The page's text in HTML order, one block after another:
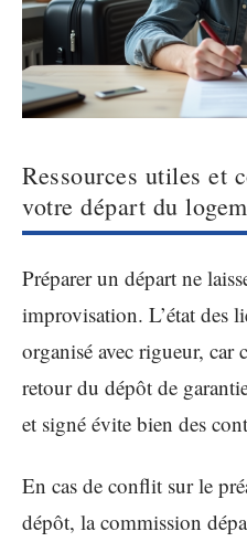
Ressources utiles et
votre départ du
Préparer un départ ne
improvisation. L’état des
organisé avec rigueur,
retour du dépôt de
et signé évite bien des
En cas de conflit sur le
dépôt, la commission